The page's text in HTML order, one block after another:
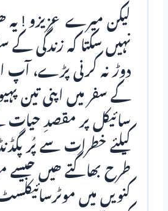
لیکن میرے عزیزو !
نہیں سکتا کہ زندگی کے
دوڑ نہ کرنی پڑے، آپ
کے سفر میں اپنی تین
سائیکل پر مقصدِ
کیلئے خطرات سے پُر
طرح بھاگتے ھیں
کنویں میں